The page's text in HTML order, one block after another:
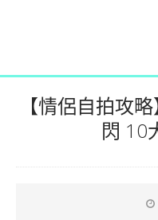
【情侶自拍攻
閃 10